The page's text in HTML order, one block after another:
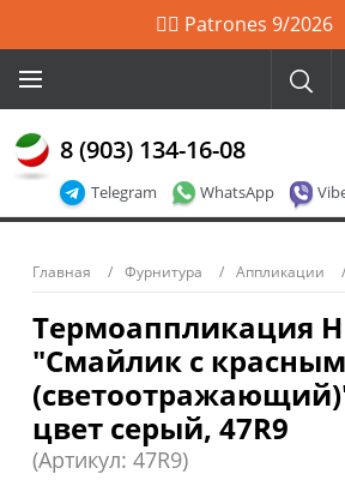
🙋‍♀️ Patrones 9/2026
Telegram WhatsApp
8 (903) 134-16-08
Главная Фурнитура Аппликации
Термоаппликация
"Смайлик с
цвет серый, 47R9
(Артикул: 47R9)